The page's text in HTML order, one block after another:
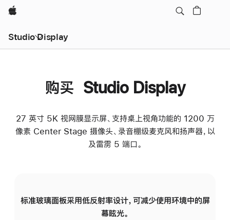
Apple
Studio Display
购买 Studio Display
27 英寸 5K 视网膜显示屏、支持桌上视角功能的 1200 万
像素 Center Stage 摄像头、录音棚级麦克风和扬声器，以
及雷雳 5 端口。
标准玻璃面板采用低反射率设计，可减少使用环境中的屏
幕眩光。